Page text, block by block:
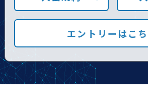
エントリーはこ